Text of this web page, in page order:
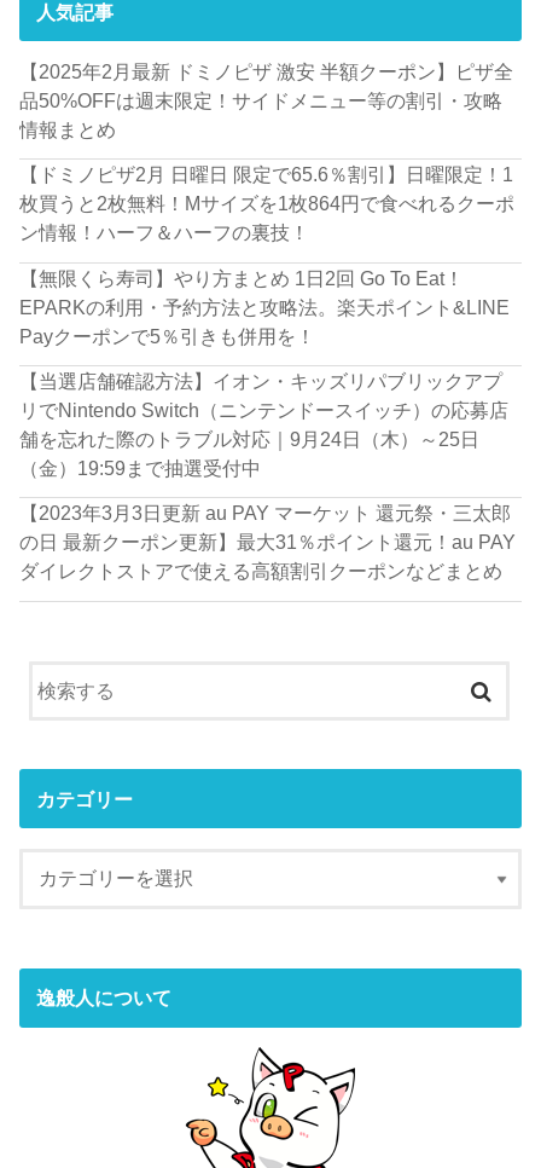
人気記事
【2025年2月最新 ドミノピザ 激安 半額クーポン】ピザ全
品50%OFFは週末限定！サイドメニュー等の割引・攻略
情報まとめ
【ドミノピザ2月 日曜日 限定で65.6％割引】日曜限定！1
枚買うと2枚無料！Mサイズを1枚864円で食べれるクーポ
ン情報！ハーフ＆ハーフの裏技！
【無限くら寿司】やり方まとめ 1日2回 Go To Eat！
EPARKの利用・予約方法と攻略法。楽天ポイント&LINE
Payクーポンで5％引きも併用を！
【当選店舗確認方法】イオン・キッズリパブリックアプ
リでNintendo Switch（ニンテンドースイッチ）の応募店
舗を忘れた際のトラブル対応｜9月24日（木）～25日
（金）19:59まで抽選受付中
【2023年3月3日更新 au PAY マーケット 還元祭・三太郎
の日 最新クーポン更新】最大31％ポイント還元！au PAY
ダイレクトストアで使える高額割引クーポンなどまとめ
カテゴリー
逸般人について